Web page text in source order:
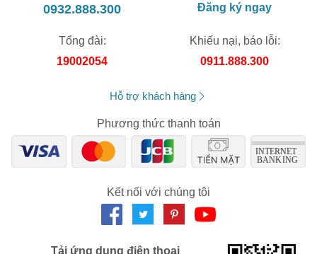
0932.888.300
Đăng ký ngay
Tổng đài:
19002054
Khiếu nại, báo lỗi:
0911.888.300
Hỗ trợ khách hàng
Phương thức thanh toán
Kết nối với chúng tôi
Tải ứng dụng điện thoại